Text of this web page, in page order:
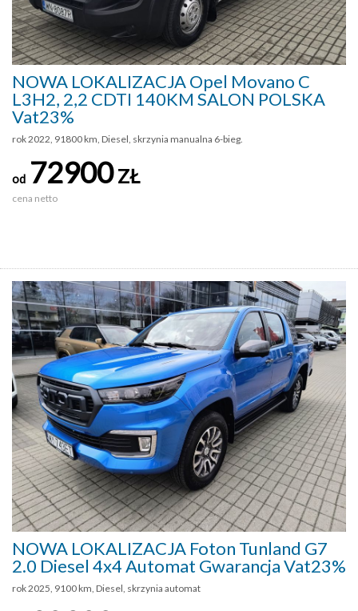
NOWA LOKALIZACJA Opel Movano C
L3H2, 2,2 CDTI 140KM SALON POLSKA
Vat23%
rok 2022, 91800 km, Diesel, skrzynia manualna 6-bieg.
od 72900ZŁ
cena netto
NOWA LOKALIZACJA Foton Tunland G7
2.0 Diesel 4x4 Automat Gwarancja Vat23%
rok 2025, 9100 km, Diesel, skrzynia automat